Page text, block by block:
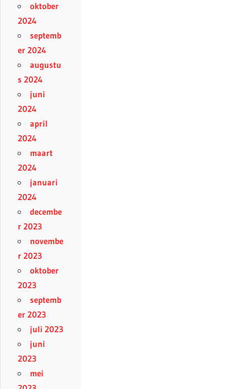
oktober
2024
septemb
er 2024
augustu
s 2024
juni
2024
april
2024
maart
2024
januari
2024
decembe
r 2023
novembe
r 2023
oktober
2023
septemb
er 2023
juli 2023
juni
2023
mei